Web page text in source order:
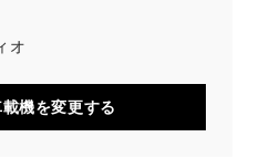
オ
機を変更する